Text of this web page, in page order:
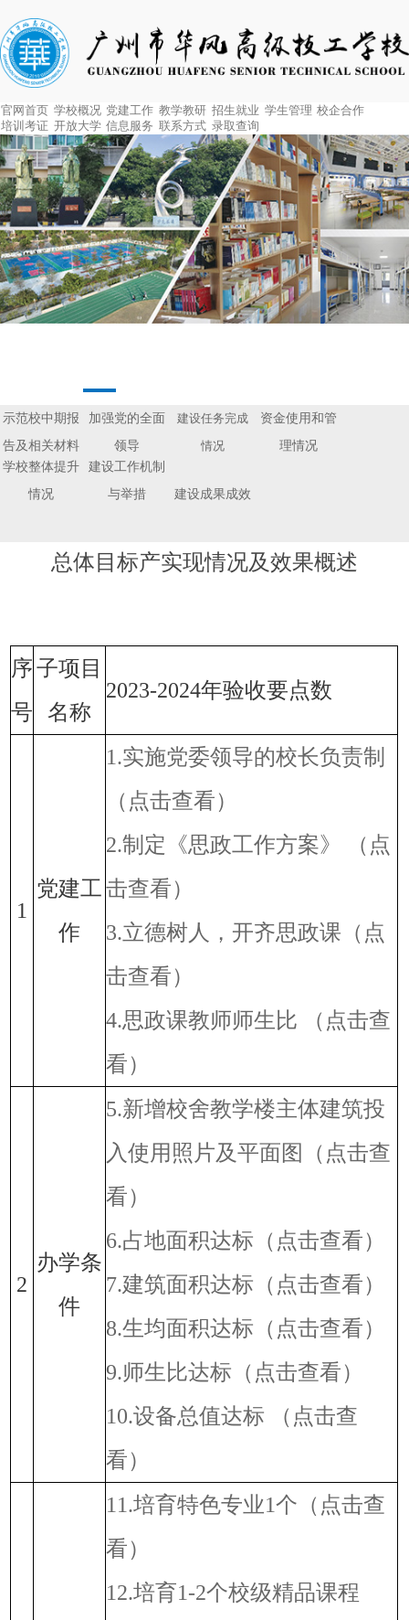
官网首页 学校概况 党建工作 教学教研 招生就业 学生管理 校企合作
培训考证 开放大学 信息服务 联系方式 录取查询
示范校中期报
告及相关材料
加强党的全面
领导
建设任务完成
情况
资金使用和管
理情况
学校整体提升
情况
建设工作机制
与举措
建设成果成效
总体目标产实现情况及效果概述
序
号
子项目
名称
2023-2024年验收要点数
1
党建工
作
1.实施党委领导的校长负责制
（点击查看）
2.制定《思政工作方案》
（点
击查看）
3.立德树人，开齐思政课 （点
击查看）
4.思政课教师师生比
（点击查
看）
2
办学条
件
5.新增校舍教学楼主体建筑投
入使用照片及平面图
（点击查
看）
6.占地面积达标 （点击查看）
7.建筑面积达标 （点击查看）
8.生均面积达标 （点击查看）
9.师生比达标 （点击查看）
10.设备总值达标
（点击查
看）
11.培育特色专业1个 （点击查
看）
12.培育1-2个校级精品课程